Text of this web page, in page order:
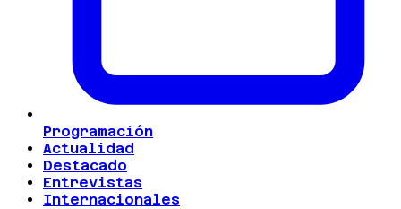
Programación
Actualidad
Destacado
Entrevistas
Internacionales